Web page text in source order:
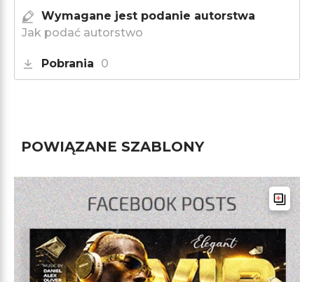
Wymagane jest podanie autorstwa
Jak podać autorstwo
Pobrania 0
POWIĄZANE SZABLONY